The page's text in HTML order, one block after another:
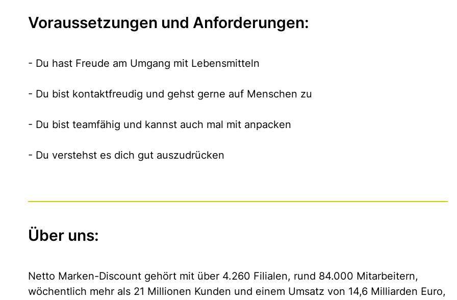
Voraussetzungen und Anforderungen:
- Du hast Freude am Umgang mit Lebensmitteln
- Du bist kontaktfreudig und gehst gerne auf Menschen zu
- Du bist teamfähig und kannst auch mal mit anpacken
- Du verstehst es dich gut auszudrücken
Über uns:
Netto Marken-Discount gehört mit über 4.260 Filialen, rund 84.000 Mitarbeitern,
wöchentlich mehr als 21 Millionen Kunden und einem Umsatz von 14,6 Milliarden Euro,